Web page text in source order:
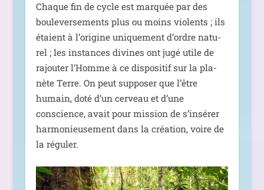
Chaque fin de cycle est mar­quée par des
bou­le­ver­se­ments plus ou moins vio­lents ; ils
étaient à l’origine uni­que­ment d’ordre natu­
rel ; les ins­tances divines ont jugé utile de
rajou­ter l’Homme à ce dis­po­si­tif sur la pla­
nète Terre. On peut sup­po­ser que l’être
humain, doté d’un cer­veau et d’une
conscience, avait pour mis­sion de s’insérer
har­mo­nieu­se­ment dans la créa­tion, voire de
la réguler.